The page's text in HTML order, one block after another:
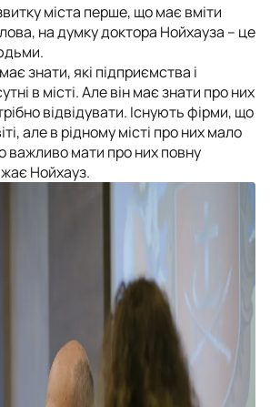
міста перше, що має вміти
на думку доктора Нойхауза – це
знати, які підприємства і
в місті. Але він має знати про них
відвідувати. Існують фірми, що
але в рідному місті про них мало
важливо мати про них повну
Нойхауз.